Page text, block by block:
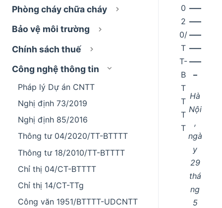
Phòng cháy chữa cháy
Bảo vệ môi trường
Chính sách thuế
Công nghệ thông tin
Pháp lý Dự án CNTT
Nghị định 73/2019
Nghị định 85/2016
Thông tư 04/2020/TT-BTTTT
Thông tư 18/2010/TT-BTTTT
Chỉ thị 04/CT-BTTTT
Chỉ thị 14/CT-TTg
Công văn 1951/BTTTT-UDCNTT
0
2
0/
T
T-
B
T
T
T
T
–––
–––
–––
–––
–––
–
Hà
Nội
,
ngà
y
29
thá
ng
5